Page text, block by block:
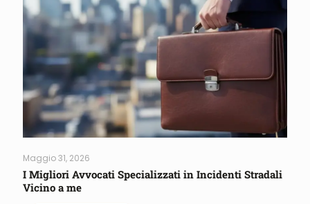
Maggio 31, 2026
I Migliori Avvocati Specializzati in Incidenti Stradali
Vicino a me